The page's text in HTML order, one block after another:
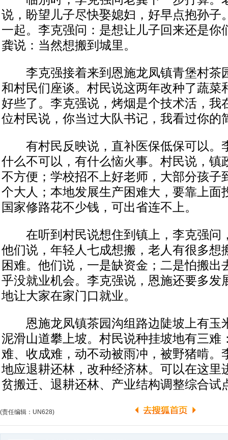
说，盼望儿子尽快娶媳妇，好早点抱孙子
一起。李克强问：是想让儿子回来还是你
龚说：当然想搬到城里。
李克强接着来到恩施龙凤镇青堡村茶
和村民们座谈。村民说这两年改种了蔬菜
好些了。李克强说，烤烟是个技术活，我
位村民说，你当过大队书记，我看过你的
有村民反映说，直补医保低保可以。
什么不可以，有什么恼火事。村民说，镇
不方便；学校招不上好老师，大部分孩子
个大人；本地发展生产困难大，要靠上面
国家修路花不少钱，可出省连不上。
在听到村民说想住到镇上，李克强问
他们说，年轻人七成想搬，老人有很多想
困难。他们说，一是缺资金；二是怕搬出
乎没就业机会。李克强说，恩施还要多发
地让大家在家门口就业。
恩施龙凤镇茶园沟组路边陡坡上有玉
泥滑山道攀上坡。村民说种挂坡地有三难
难、收成难，动不动被雨冲，被野猪啃。
地应退耕还林，改种经济林。可以在这里
贫搬迁、退耕还林、产业结构调整综合试
(责任编辑：UN628)